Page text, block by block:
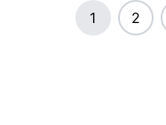
1 2